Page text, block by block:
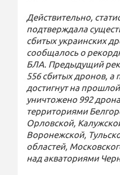
Действительно,
подтверждала
сбитых украинских
сообщалось о
БЛА. Предыдущий
556 сбитых дронов, а
достигнут на
уничтожено 992
территориями
Орловской,
Воронежской,
областей,
над акваториями